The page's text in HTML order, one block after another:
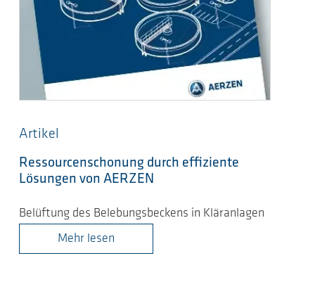
Artikel
Ressourcenschonung durch effiziente
Lösungen von AERZEN
Belüftung des Belebungsbeckens in Kläranlagen
Mehr lesen